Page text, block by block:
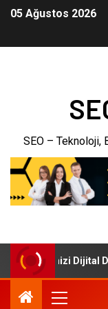
05 Ağustos 2026
SEO – Teknoloji,
İşletmenizi Dijital